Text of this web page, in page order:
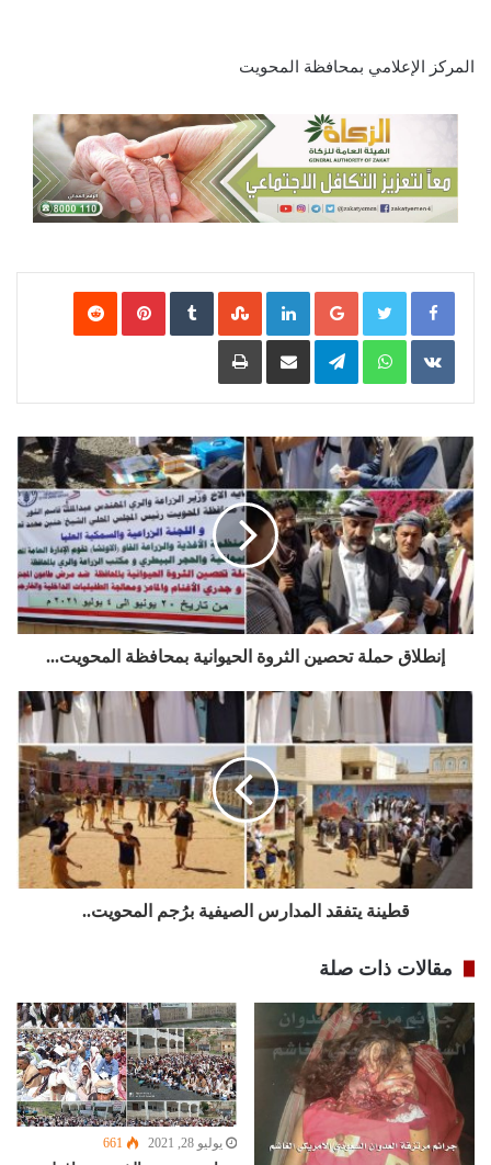
المركز الإعلامي بمحافظة المحويت
Google+
LinkedIn
‏StumbleUpon
‏VKontakte
WhatsApp
Telegram مشاركة عبر البريد طباعة
إنطلاق حملة تحصين الثروة الحيوانية بمحافظة المحويت...
قطينة يتفقد المدارس الصيفية برُجم المحويت..
مقالات ذات صلة
يوليو 28, 2021 661